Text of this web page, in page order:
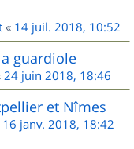
« 14 juil. 2018, 10:52
guardiole
24 juin 2018, 18:46
et Nîmes
16 janv. 2018, 18:42